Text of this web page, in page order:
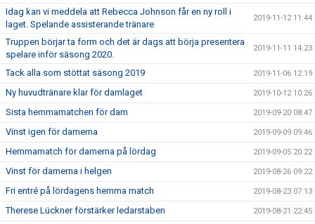
Idag kan vi meddela att Rebecca Johnson får en ny roll i
laget. Spelande assisterande tränare
2019-11-12 11:44
Truppen börjar ta form och det är dags att börja presentera
spelare inför säsong 2020.
2019-11-11 14:23
Tack alla som stöttat säsong 2019 2019-11-06 12:19
Ny huvudtränare klar för damlaget 2019-10-12 10:26
Sista hemmamatchen för dam 2019-09-20 08:47
Vinst igen för damerna 2019-09-09 09:46
Hemmamatch för damerna på lördag 2019-09-05 20:22
Vinst för damerna i helgen 2019-08-26 09:22
Fri entré på lördagens hemma match 2019-08-23 07:13
Therese Lückner förstärker ledarstaben 2019-08-21 22:45